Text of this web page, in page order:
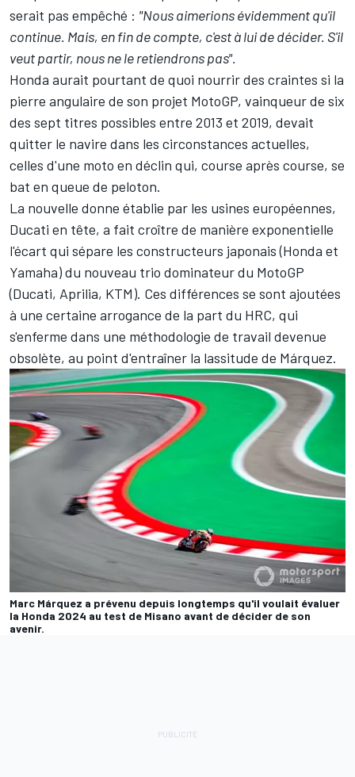
serait pas empêché : "Nous aimerions évidemment qu'il
continue. Mais, en fin de compte, c'est à lui de décider. S'il
veut partir, nous ne le retiendrons pas".
Honda aurait pourtant de quoi nourrir des craintes si la
pierre angulaire de son projet MotoGP, vainqueur de six
des sept titres possibles entre 2013 et 2019, devait
quitter le navire dans les circonstances actuelles,
celles d'une moto en déclin qui, course après course, se
bat en queue de peloton.
La nouvelle donne établie par les usines européennes,
Ducati en tête, a fait croître de manière exponentielle
l'écart qui sépare les constructeurs japonais (Honda et
Yamaha) du nouveau trio dominateur du MotoGP
(Ducati, Aprilia, KTM). Ces différences se sont ajoutées
à une certaine arrogance de la part du HRC, qui
s'enferme dans une méthodologie de travail devenue
obsolète, au point d'entraîner la lassitude de Márquez.
Marc Márquez a prévenu depuis longtemps qu'il voulait évaluer
la Honda 2024 au test de Misano avant de décider de son
avenir.